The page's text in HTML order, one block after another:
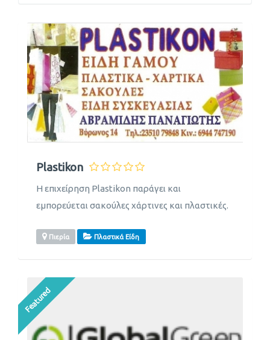
Plastikon
Η επιχείρηση Plastikon παράγει και
εμπορεύεται σακούλες χάρτινες και πλαστικές.
Πιερία Πλαστικά Είδη
Featured